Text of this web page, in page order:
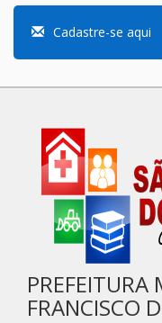
Cadastre-se aqui
PREFEITURA
FRANCISCO